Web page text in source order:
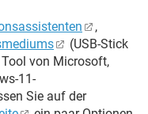
,
(USB-Stick
von Microsoft,
11-
Sie auf der